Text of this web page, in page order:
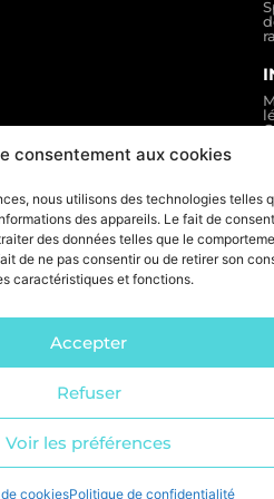
consentement aux cookies
nous utilisons des technologies telles
des appareils. Le fait de
des données telles que le
de ne pas consentir ou de retirer son
caractéristiques et fonctions.
Accepter
Refuser
Voir les préférences
cookiesPolitique de confidentialité
ELDERA
web Marque Digitale